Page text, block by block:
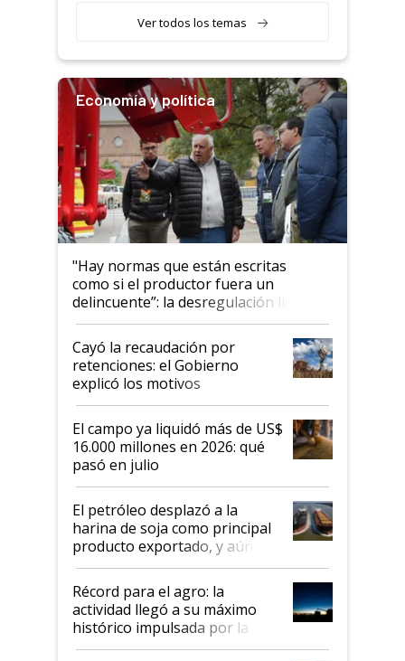
llamar la atención"
Ver todos los temas
Economía y política
"Hay normas que están escritas
como si el productor fuera un
delincuente”: la desregulación llegó
al Congreso Aapresid y hasta se
habló del financiamiento al IPCVA
Cayó la recaudación por
retenciones: el Gobierno
explicó los motivos
El campo ya liquidó más de US$
16.000 millones en 2026: qué
pasó en julio
El petróleo desplazó a la
harina de soja como principal
producto exportado, y aún así
el agro aportó casi seis de cada
diez dólares y sostuvo el
liderazgo en un semestre
récord
Récord para el agro: la
actividad llegó a su máximo
histórico impulsada por la
cosecha y las exportaciones